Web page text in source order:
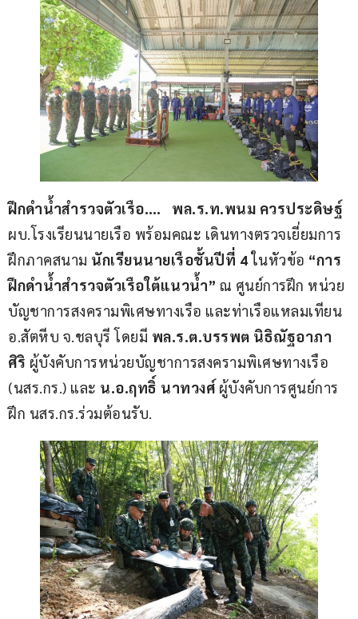
ฝึกดำน้ำสำรวจตัวเรือ….   พล.ร.ท.พนม ควรประดิษฐ์
ผบ.โรงเรียนนายเรือ พร้อมคณะ เดินทางตรวจเยี่ยมการ
ฝึกภาคสนาม นักเรียนนายเรือชั้นปีที่ 4 ในหัวข้อ “การ
ฝึกดำน้ำสำรวจตัวเรือใต้แนวน้ำ” ณ ศูนย์การฝึก หน่วย
บัญชาการสงครามพิเศษทางเรือ และท่าเรือแหลมเทียน
อ.สัตหีบ จ.ชลบุรี โดยมี พล.ร.ต.บรรพต นิธิณัฐอาภา
ศิริ ผู้บังคับการหน่วยบัญชาการสงครามพิเศษทางเรือ
(นสร.กร.) และ น.อ.ฤทธิ์ นาทวงศ์ ผู้บังคับการศูนย์การ
ฝึก นสร.กร.ร่วมต้อนรับ.